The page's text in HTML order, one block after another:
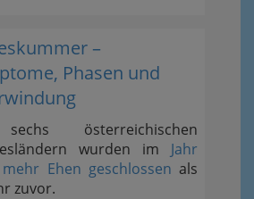
–
Phasen und
österreichischen
wurden im Jahr
Ehen geschlossen als
zuvor.